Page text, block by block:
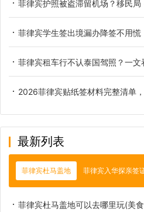
菲律宾护照被盗滞留机场？移民
菲律宾学生签出境漏办降签不用
菲律宾租车行不认泰国驾照？一
2026菲律宾贴纸签材料完整清单
最新列表
菲律宾杜马盖地 菲律宾入华探亲签
菲律宾杜马盖地可以去哪里玩(美